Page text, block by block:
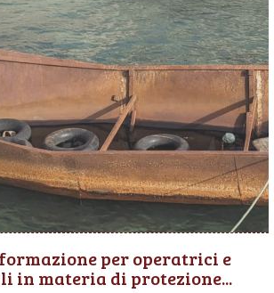
per operatrici e
in materia di protezione...